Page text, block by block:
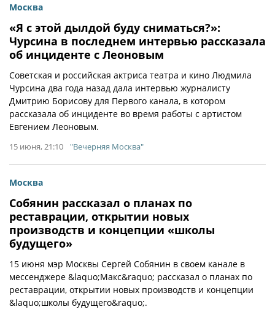
Москва
«Я с этой дылдой буду сниматься?»:
Чурсина в последнем интервью рассказала
об инциденте с Леоновым
Советская и российская актриса театра и кино Людмила
Чурсина два года назад дала интервью журналисту
Дмитрию Борисову для Первого канала, в котором
рассказала об инциденте во время работы с артистом
Евгением Леоновым.
15 июня, 21:10 "Вечерняя Москва"
Москва
Собянин рассказал о планах по
реставрации, открытии новых
производств и концепции «школы
будущего»
15 июня мэр Москвы Сергей Собянин в своем канале в
мессенджере &laquo;Макс&raquo; рассказал о планах по
реставрации, открытии новых производств и концепции
&laquo;школы будущего&raquo;.